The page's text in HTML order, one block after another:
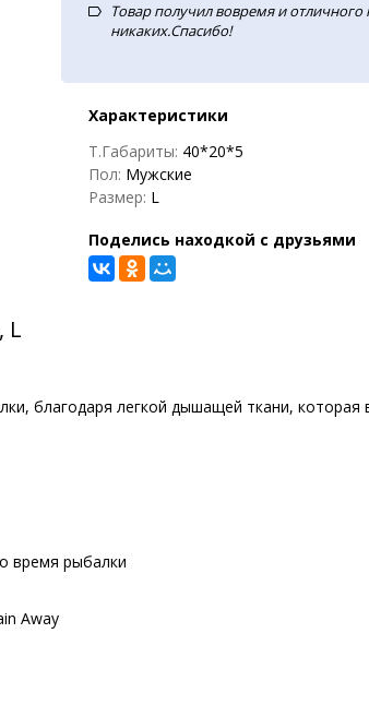
Товар получил вовремя и отличного
никаких.Спасибо!
Характеристики
Т.Габариты: 40*20*5
Пол: Мужские
Размер: L
Поделись находкой с друзьями
L
благодаря легкой дышащей ткани,
время рыбалки
Away